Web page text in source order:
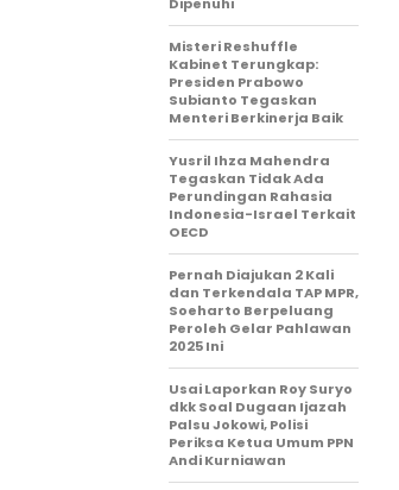
Misteri Reshuffle
Kabinet Terungkap:
Presiden Prabowo
Subianto Tegaskan
Menteri Berkinerja Baik
Yusril Ihza Mahendra
Tegaskan Tidak Ada
Perundingan Rahasia
Indonesia-Israel Terkait
OECD
Pernah Diajukan 2 Kali
dan Terkendala TAP MPR,
Soeharto Berpeluang
Peroleh Gelar Pahlawan
2025 Ini
Usai Laporkan Roy Suryo
dkk Soal Dugaan Ijazah
Palsu Jokowi, Polisi
Periksa Ketua Umum PPN
Andi Kurniawan